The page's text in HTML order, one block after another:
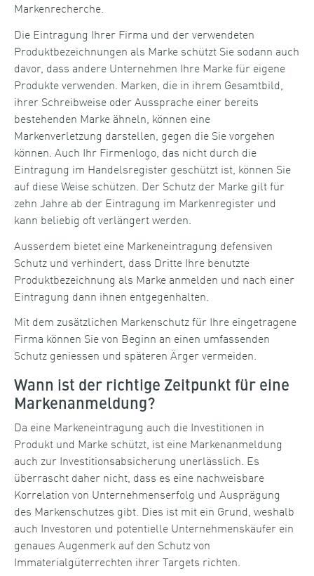
Markenrecherche.
Die Eintragung Ihrer Firma und der verwendeten
Produktbezeichnungen als Marke schützt Sie sodann auch
davor, dass andere Unternehmen Ihre Marke für eigene
Produkte verwenden. Marken, die in ihrem Gesamtbild,
ihrer Schreibweise oder Aussprache einer bereits
bestehenden Marke ähneln, können eine
Markenverletzung darstellen, gegen die Sie vorgehen
können. Auch Ihr Firmenlogo, das nicht durch die
Eintragung im Handelsregister geschützt ist, können Sie
auf diese Weise schützen. Der Schutz der Marke gilt für
zehn Jahre ab der Eintragung im Markenregister und
kann beliebig oft verlängert werden.
Ausserdem bietet eine Markeneintragung defensiven
Schutz und verhindert, dass Dritte Ihre benutzte
Produktbezeichnung als Marke anmelden und nach einer
Eintragung dann ihnen entgegenhalten.
Mit dem zusätzlichen Markenschutz für Ihre eingetragene
Firma können Sie von Beginn an einen umfassenden
Schutz geniessen und späteren Ärger vermeiden.
Wann ist der richtige Zeitpunkt für eine
Markenanmeldung?
Da eine Markeneintragung auch die Investitionen in
Produkt und Marke schützt, ist eine Markenanmeldung
auch zur Investitionsabsicherung unerlässlich. Es
überrascht daher nicht, dass es eine nachweisbare
Korrelation von Unternehmenserfolg und Ausprägung
des Markenschutzes gibt. Dies ist mit ein Grund, weshalb
auch Investoren und potentielle Unternehmenskäufer ein
genaues Augenmerk auf den Schutz von
Immaterialgüterrechten ihrer Targets richten.